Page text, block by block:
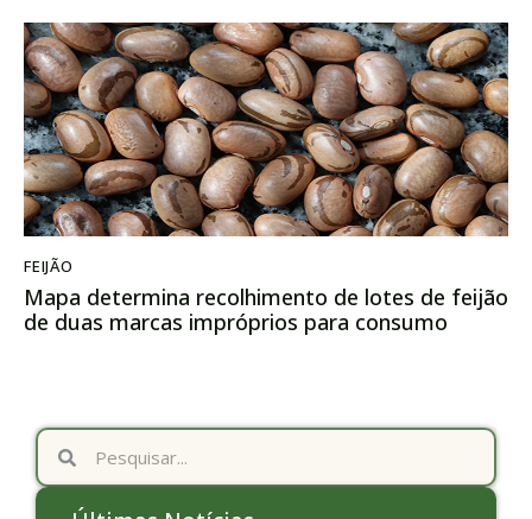
FEIJÃO
Mapa determina recolhimento de lotes de feijão
de duas marcas impróprios para consumo